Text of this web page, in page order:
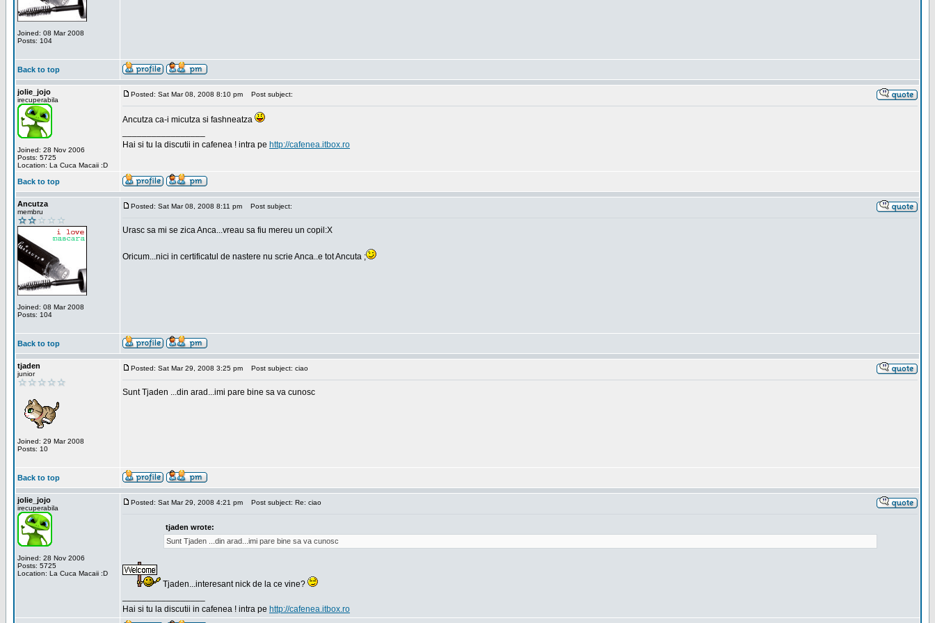
Joined: 08 Mar 2008
Posts: 104
Back to top
jolie_jojo
irecuperabila
Joined: 28 Nov 2006
Posts: 5725
Location: La Cuca Macaii :D
Posted: Sat Mar 08, 2008 8:10 pm Post subject:
Ancutza ca-i micutza si fashneatza
Hai si tu la discutii in cafenea ! intra pe http://cafenea.itbox.ro
Back to top
Ancutza
membru
Joined: 08 Mar 2008
Posts: 104
Posted: Sat Mar 08, 2008 8:11 pm Post subject:
Urasc sa mi se zica Anca...vreau sa fiu mereu un copil:X
Oricum...nici in certificatul de nastere nu scrie Anca..e tot Ancuta ;
Back to top
tjaden
junior
Joined: 29 Mar 2008
Posts: 10
Posted: Sat Mar 29, 2008 3:25 pm Post subject: ciao
Sunt Tjaden ...din arad...imi pare bine sa va cunosc
Back to top
jolie_jojo
irecuperabila
Joined: 28 Nov 2006
Posts: 5725
Location: La Cuca Macaii :D
Posted: Sat Mar 29, 2008 4:21 pm Post subject: Re: ciao
tjaden wrote:
Sunt Tjaden ...din arad...imi pare bine sa va cunosc
Tjaden...interesant nick de la ce vine?
Hai si tu la discutii in cafenea ! intra pe http://cafenea.itbox.ro